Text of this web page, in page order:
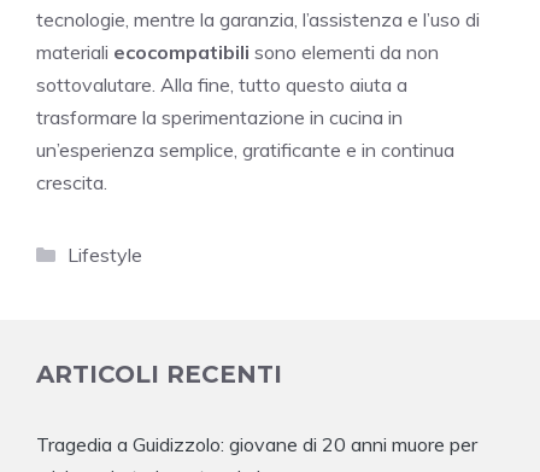
tecnologie, mentre la garanzia, l’assistenza e l’uso di
materiali ecocompatibili sono elementi da non
sottovalutare. Alla fine, tutto questo aiuta a
trasformare la sperimentazione in cucina in
un’esperienza semplice, gratificante e in continua
crescita.
Categorie
Lifestyle
ARTICOLI RECENTI
Tragedia a Guidizzolo: giovane di 20 anni muore per